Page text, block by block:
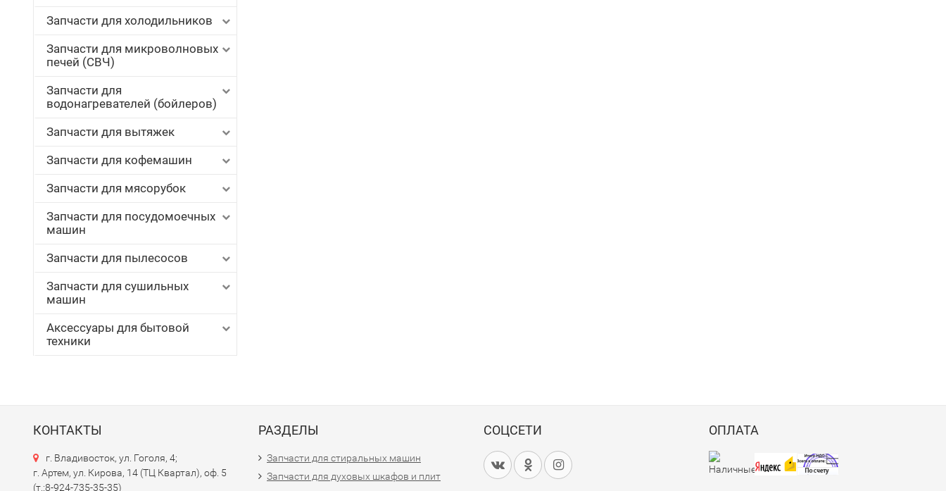
Запчасти для холодильников
Запчасти для микроволновых
печей (СВЧ)
Запчасти для
водонагревателей (бойлеров)
Запчасти для вытяжек
Запчасти для кофемашин
Запчасти для мясорубок
Запчасти для посудомоечных
машин
Запчасти для пылесосов
Запчасти для сушильных
машин
Аксессуары для бытовой
техники
КОНТАКТЫ
г. Владивосток, ул. Гоголя, 4;
г. Артем, ул. Кирова, 14 (ТЦ Квартал), оф. 5
(т.:8-924-735-35-35)
РАЗДЕЛЫ
Запчасти для стиральных машин
Запчасти для духовых шкафов и плит
СОЦСЕТИ ОПЛАТА